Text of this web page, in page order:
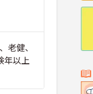
健、
年以上